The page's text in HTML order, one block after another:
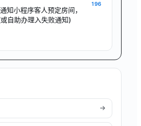
知小程序客人预定房间，
自助办理入失败通知)
196